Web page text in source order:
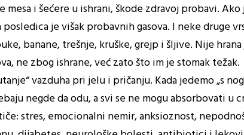
mesa i šećere u ishrani, škode zdravoj probavi.
je višak probavnih gasova. I neke druge
banane, trešnje, kruške, grejp i šljive. Nije
ne zbog ishrane, već zato što im je stomak težak.
vazduha pri jelu i pričanju. Kada jedemo „s
negde da odu, a svi se ne mogu absorbovati u
stres, emocionalni nemir, anksioznost,